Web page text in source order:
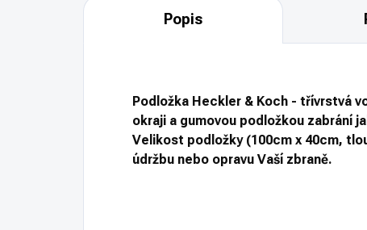
Popis
Podložka Heckler & Koch - třívrstvá
okraji a gumovou podložkou zabrání
Velikost podložky (100cm x 40cm,
údržbu nebo opravu Vaší zbraně.